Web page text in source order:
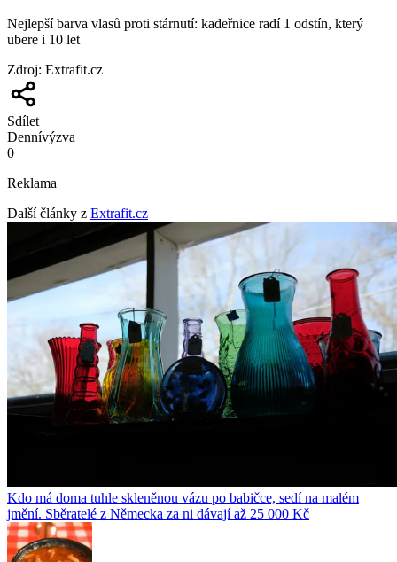
Nejlepší barva vlasů proti stárnutí: kadeřnice radí 1 odstín, který
ubere i 10 let
Zdroj: Extrafit.cz
Sdílet
Dennívýzva
0
Reklama
Další články z Extrafit.cz
Kdo má doma tuhle skleněnou vázu po babičce, sedí na malém
jmění. Sběratelé z Německa za ni dávají až 25 000 Kč